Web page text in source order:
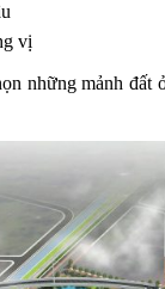
vị
những mảnh